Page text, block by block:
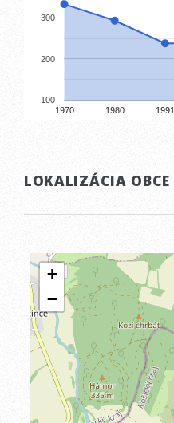
1970 1980 1991
100
200
300
LOKALIZÁCIA OBCE